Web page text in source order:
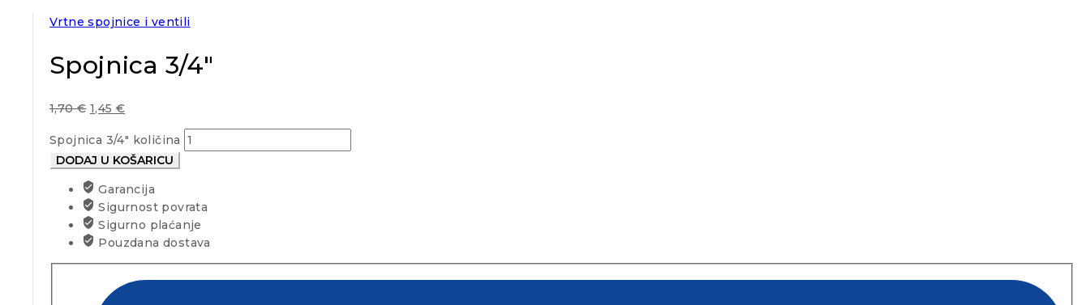
Vrtne spojnice i ventili
Spojnica 3/4″
1,70€ 1,45 €
Spojnica 3/4" količina
DODAJ U KOŠARICU
Garancija
Sigurnost povrata
Sigurno plaćanje
Pouzdana dostava